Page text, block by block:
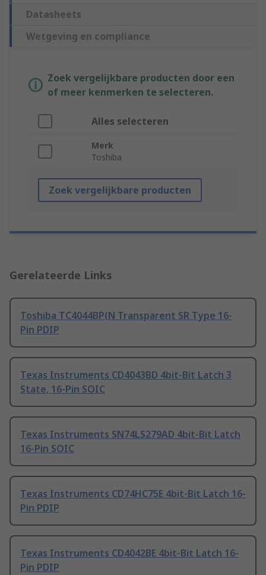
Datasheets
Wetgeving en compliance
Zoek vergelijkbare producten door een
of meer kenmerken te selecteren.
Alles selecteren
Merk
Toshiba
Zoek vergelijkbare producten
Gerelateerde Links
Toshiba TC4044BP(N Transparent SR Type 16-
Pin PDIP
Texas Instruments CD4043BD 4bit-Bit Latch 3
State, 16-Pin SOIC
Texas Instruments SN74LS279AD 4bit-Bit Latch
16-Pin SOIC
Texas Instruments CD74HC75E 4bit-Bit Latch 16-
Pin PDIP
Texas Instruments CD4042BE 4bit-Bit Latch 16-
Pin PDIP